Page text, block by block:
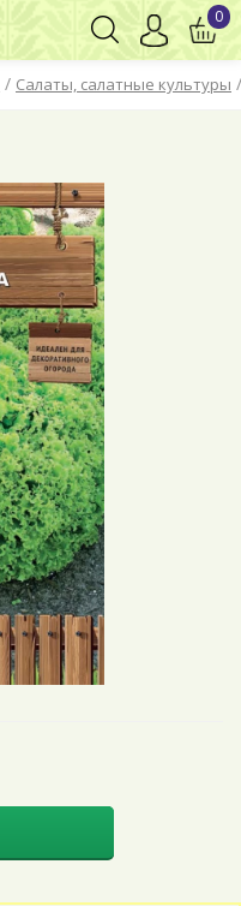
/ Салаты, салатные культуры
0